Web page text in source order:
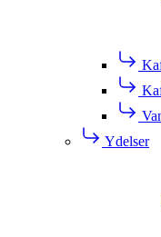
Ydelser